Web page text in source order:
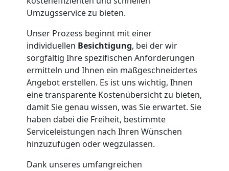
Umzugsservice zu bieten.
Unser Prozess beginnt mit einer
individuellen Besichtigung, bei der wir
sorgfältig Ihre spezifischen Anforderungen
ermitteln und Ihnen ein maßgeschneidertes
Angebot erstellen. Es ist uns wichtig, Ihnen
eine transparente Kostenübersicht zu bieten,
damit Sie genau wissen, was Sie erwartet. Sie
haben dabei die Freiheit, bestimmte
Serviceleistungen nach Ihren Wünschen
hinzuzufügen oder wegzulassen.
Dank unseres umfangreichen